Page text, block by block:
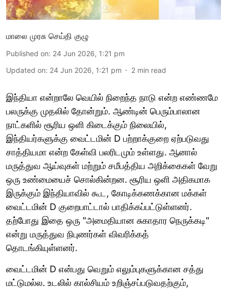
மாலை முரசு செய்தி குழு
Published on: 24 Jun 2026, 1:21 pm
Updated on: 24 Jun 2026, 1:21 pm 2 min read
இந்தியா என்றாலே வெயில் நிறைந்த நாடு என்ற எண்ணமே
பலருக்கு முதலில் தோன்றும். ஆண்டின் பெரும்பாலான
நாட்களில் சூரிய ஒளி கிடைக்கும் நிலையில்,
இந்தியர்களுக்கு வைட்டமின் D பற்றாக்குறை ஏற்படுவது
சாத்தியமா என்ற கேள்வி பலரிடமும் உள்ளது. ஆனால்
மருத்துவ ஆய்வுகள் மற்றும் சமீபத்திய அறிக்கைகள் வேறு
ஒரு உண்மையைச் சொல்கின்றன. சூரிய ஒளி அதிகமாக
இருக்கும் இந்தியாவில் கூட, கோடிக்கணக்கான மக்கள்
வைட்டமின் D குறைபாட்டால் பாதிக்கப்பட்டுள்ளனர்.
தற்போது இதை ஒரு "அமைதியான சுகாதார நெருக்கடி"
என்று மருத்துவ நிபுணர்கள் விவரிக்கத்
தொடங்கியுள்ளனர்.
வைட்டமின் D என்பது வெறும் எலும்புகளுக்கான சத்து
மட்டுமல்ல. உடலில் கால்சியம் உறிஞ்சப்படுவதற்கும்,